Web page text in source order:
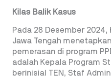
Kilas Balik Kasus
Pada 28 Desember 2024,
Jawa Tengah
pemerasan di program
adalah Kepala Program
berinisial TEN, Staf